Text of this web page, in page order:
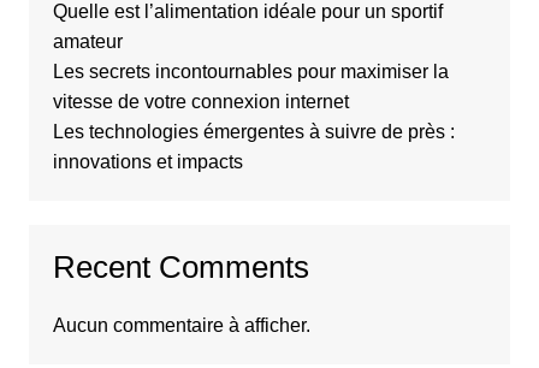
Quelle est l’alimentation idéale pour un sportif
amateur
Les secrets incontournables pour maximiser la
vitesse de votre connexion internet
Les technologies émergentes à suivre de près :
innovations et impacts
Recent Comments
Aucun commentaire à afficher.